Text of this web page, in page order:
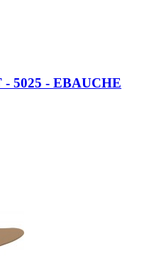
5025 - EBAUCHE